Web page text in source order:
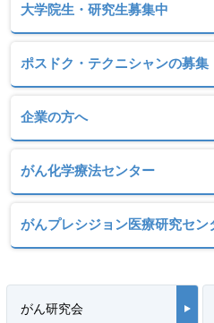
大学院生・研究生募集中
ポスドク・テクニシャンの募集
企業の方へ
がん化学療法センター
がんプレシジョン医療研究セン
がん研究会